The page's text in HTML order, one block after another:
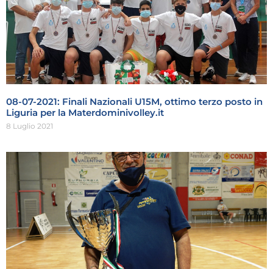
08-07-2021: Finali Nazionali U15M, ottimo terzo posto in
Liguria per la Materdominivolley.it
8 Luglio 2021